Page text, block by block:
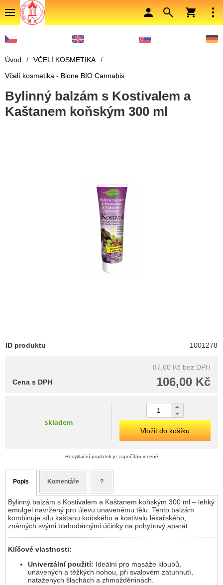
Úvod / VČELÍ KOSMETIKA
/
Včelí kosmetika - Bione BIO Cannabis
Bylinný balzám s Kostivalem a
Kaštanem koňským 300 ml
ID produktu 1001278
87,60 Kč bez DPH
106,00 Kč
Cena s DPH
skladem
Vložit do košíku
Recyklační poplatek je započítán v ceně
Popis Komentáře ?
Bylinný balzám s Kostivalem a Kaštanem koňským 300 ml – lehký
emulgel navržený pro úlevu unavenému tělu. Tento balzám
kombinuje sílu kaštanu koňského a kostivalu lékařského,
známých svými blahodárnými účinky na pohybový aparát.
Klíčové vlastnosti:
Univerzální použití: Ideální pro masáže kloubů,
unavených a těžkých nohou, při svalovém zatuhnutí,
natažených šlachách a zhmožděninách.